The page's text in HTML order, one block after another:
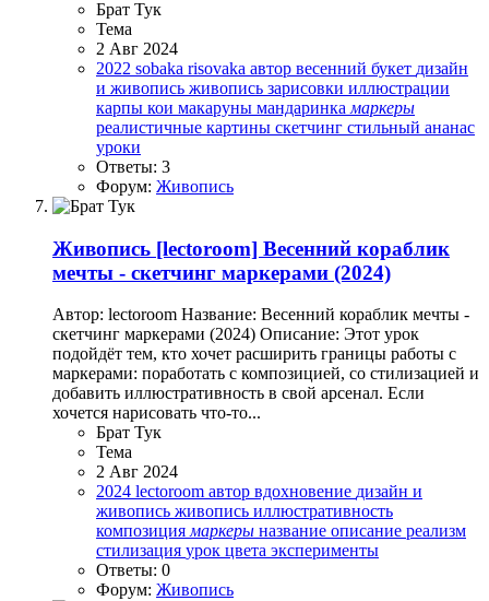
Брат Тук
Тема
2 Авг 2024
2022 sobaka risovaka автор весенний букет дизайн
и живопись живопись зарисовки иллюстрации
карпы кои макаруны мандаринка маркеры
реалистичные картины скетчинг стильный ананас
уроки
Ответы: 3
Форум: Живопись
Живопись [lectoroom] Весенний кораблик
мечты - скетчинг маркерами (2024)
Автор: lectoroom Название: Весенний кораблик мечты -
скетчинг маркерами (2024) Описание: Этот урок
подойдёт тем, кто хочет расширить границы работы с
маркерами: поработать с композицией, со стилизацией и
добавить иллюстративность в свой арсенал. Если
хочется нарисовать что-то...
Брат Тук
Тема
2 Авг 2024
2024 lectoroom автор вдохновение дизайн и
живопись живопись иллюстративность
композиция маркеры название описание реализм
стилизация урок цвета эксперименты
Ответы: 0
Форум: Живопись